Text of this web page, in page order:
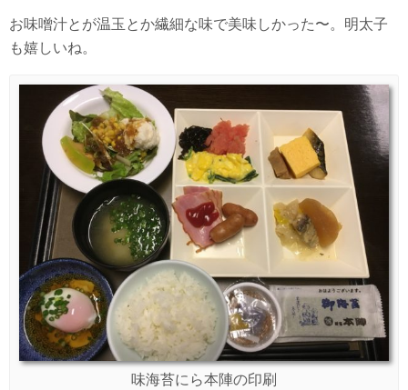
お味噌汁とが温玉とか繊細な味で美味しかった〜。明太子
も嬉しいね。
味海苔にら本陣の印刷